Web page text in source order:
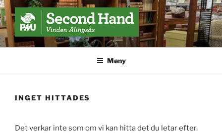
Hoppa
till
innehåll
VINDEN SECOND HAND
Alingsås
Meny
INGET HITTADES
Det verkar inte som om vi kan hitta det du letar efter.